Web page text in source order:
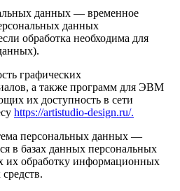
данных — временное
данных
обработка необходима для
графических
а также программ для ЭВМ
их доступность в сети
https://artistudio-design.ru/.
персональных данных —
в базах данных персональных
их обработку информационных